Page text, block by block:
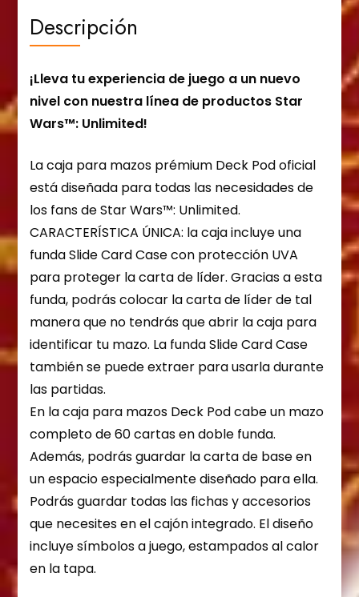
Descripción
¡Lleva tu experiencia de juego a un nuevo
nivel con nuestra línea de productos Star
Wars™: Unlimited!
La caja para mazos prémium Deck Pod oficial
está diseñada para todas las necesidades de
los fans de Star Wars™: Unlimited.
CARACTERÍSTICA ÚNICA: la caja incluye una
funda Slide Card Case con protección UVA
para proteger la carta de líder. Gracias a esta
funda, podrás colocar la carta de líder de tal
manera que no tendrás que abrir la caja para
identificar tu mazo. La funda Slide Card Case
también se puede extraer para usarla durante
las partidas.
En la caja para mazos Deck Pod cabe un mazo
completo de 60 cartas en doble funda.
Además, podrás guardar la carta de base en
un espacio especialmente diseñado para ella.
Podrás guardar todas las fichas y accesorios
que necesites en el cajón integrado. El diseño
incluye símbolos a juego, estampados al calor
en la tapa.